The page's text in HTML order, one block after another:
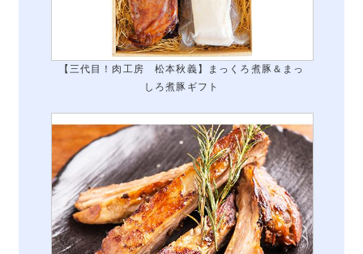
【三代目！肉工房 松本秋義】まっくろ煮豚＆まっ
しろ煮豚ギフト